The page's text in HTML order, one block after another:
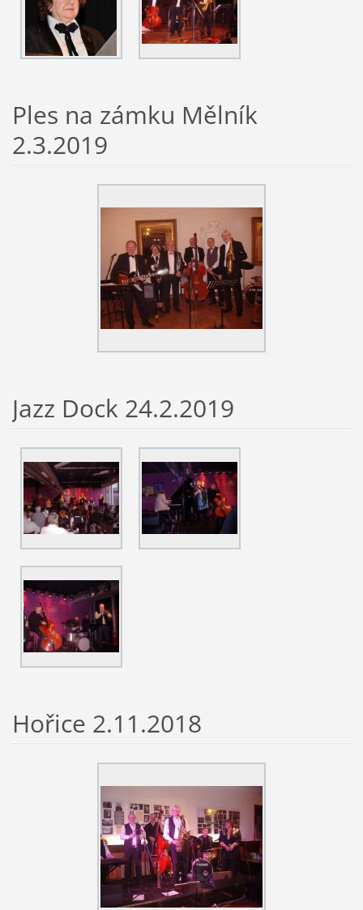
Ples na zámku Mělník
2.3.2019
Jazz Dock 24.2.2019
Hořice 2.11.2018